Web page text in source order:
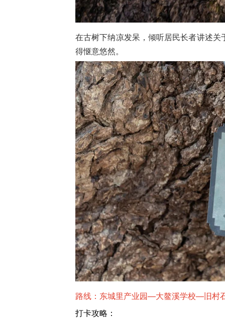
在古树下纳凉发呆，倾听居民长者讲述
得惬意悠然。
路线：东城里产业园—大鳌溪学校—旧村
打卡攻略：